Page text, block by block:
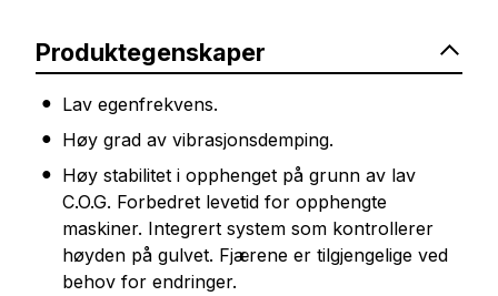
Produktegenskaper
Lav egenfrekvens.
Høy grad av vibrasjonsdemping.
Høy stabilitet i opphenget på grunn av lav
C.O.G. Forbedret levetid for opphengte
maskiner. Integrert system som kontrollerer
høyden på gulvet. Fjærene er tilgjengelige ved
behov for endringer.